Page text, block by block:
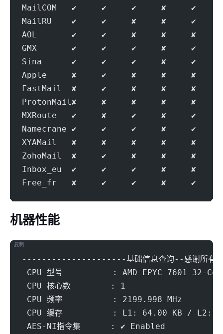
MailCOM   ✔     ✔     ✔     ✘     ✔
MailRU    ✔     ✔     ✘     ✘     ✔
AOL       ✔     ✔     ✘     ✘     ✘
GMX       ✔     ✔     ✔     ✘     ✔
Sina      ✔     ✔     ✔     ✘     ✔
Apple     ✘     ✔     ✘     ✘     ✘
FastMail  ✘     ✔     ✘     ✘     ✘
ProtonMail✘     ✘     ✘     ✘     ✘
MXRoute   ✔     ✘     ✔     ✘     ✔
Namecrane ✔     ✔     ✔     ✘     ✔
XYAMail   ✘     ✘     ✘     ✘     ✘
ZohoMail  ✘     ✔     ✘     ✘     ✘
Inbox_eu  ✔     ✔     ✔     ✘     ✘
Free_fr   ✘     ✔     ✔     ✘     ✔
机器性能
---------------------基础信息查询--感谢所
CPU 型号          : AMD EPYC 7601 32-
CPU 核心数        : 1
CPU 频率          : 2199.998 MHz
CPU 缓存          : L1: 64.00 KB / L2:
AES-NI指令集      : ✔ Enabled
复制